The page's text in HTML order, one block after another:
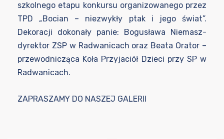
szkolnego etapu konkursu organizowanego przez
TPD „Bocian – niezwykły ptak i jego świat”.
Dekoracji dokonały panie: Bogusława Niemasz-
dyrektor ZSP w Radwanicach oraz Beata Orator –
przewodnicząca Koła Przyjaciół Dzieci przy SP w
Radwanicach.
ZAPRASZAMY DO NASZEJ GALERII